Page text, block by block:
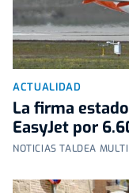
ACTUALIDAD
La firma
EasyJet por
NOTICIAS TALDEA